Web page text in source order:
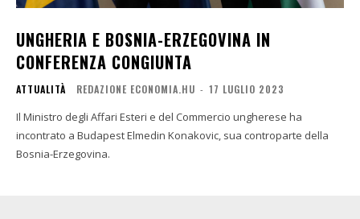
UNGHERIA E BOSNIA-ERZEGOVINA IN
CONFERENZA CONGIUNTA
ATTUALITÀ REDAZIONE ECONOMIA.HU - 17 LUGLIO 2023
Il Ministro degli Affari Esteri e del Commercio ungherese ha
incontrato a Budapest Elmedin Konakovic, sua controparte della
Bosnia-Erzegovina.